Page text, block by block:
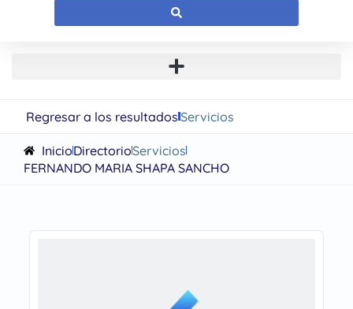
Regresar a los resultadosServicios
InicioDirectorioServicios
FERNANDO MARIA SHAPA SANCHO